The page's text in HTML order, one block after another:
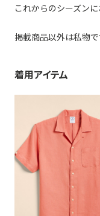
これからのシーズン
掲載商品以外は私物で
着用アイテム